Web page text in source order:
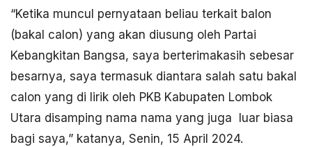
“Ketika muncul pernyataan beliau terkait balon
(bakal calon) yang akan diusung oleh Partai
Kebangkitan Bangsa, saya berterimakasih sebesar
besarnya, saya termasuk diantara salah satu bakal
calon yang di lirik oleh PKB Kabupaten Lombok
Utara disamping nama nama yang juga luar biasa
bagi saya,” katanya, Senin, 15 April 2024.